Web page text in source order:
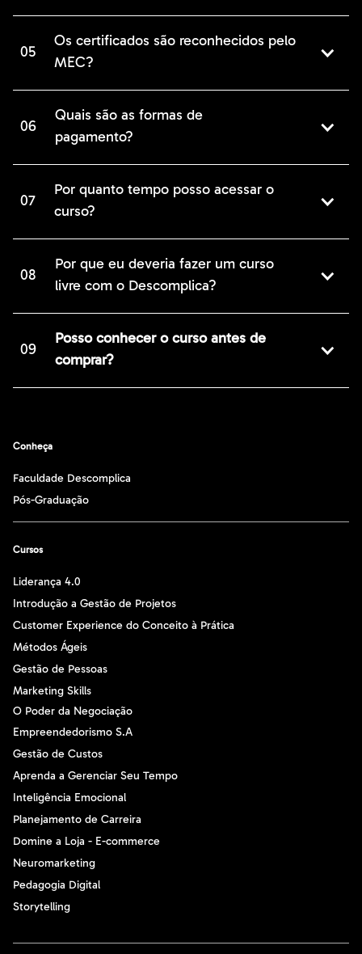
05
Os certificados são reconhecidos pelo
MEC?
06
Quais são as formas de
pagamento?
07
Por quanto tempo posso acessar o
curso?
08
Por que eu deveria fazer um curso
livre com o Descomplica?
09
Posso conhecer o curso antes de
comprar?
Conheça
Faculdade Descomplica
Pós-Graduação
Cursos
Liderança 4.0
Introdução a Gestão de Projetos
Customer Experience do Conceito à Prática
Métodos Ágeis
Gestão de Pessoas
Marketing Skills
O Poder da Negociação
Empreendedorismo S.A
Gestão de Custos
Aprenda a Gerenciar Seu Tempo
Inteligência Emocional
Planejamento de Carreira
Domine a Loja - E-commerce
Neuromarketing
Pedagogia Digital
Storytelling